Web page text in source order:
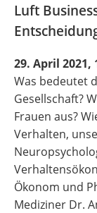
Luft
29. April 2021,
Was bedeutet
Gesellschaft?
Frauen aus?
Verhalten,
Ökonom und
Mediziner Dr.